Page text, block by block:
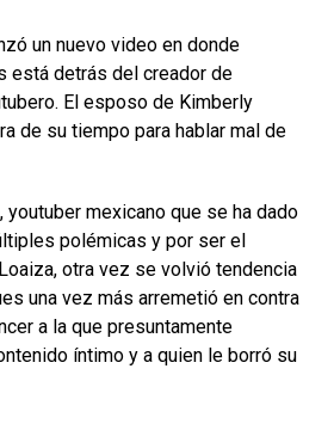
un nuevo video en donde
está detrás del creador de
El esposo de Kimberly
de su tiempo para hablar mal de
youtuber mexicano que se ha dado
polémicas y por ser el
otra vez se volvió tendencia
una vez más arremetió en contra
a la que presuntamente
íntimo y a quien le borró su